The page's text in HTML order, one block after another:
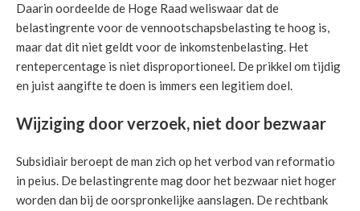
Daarin oordeelde de Hoge Raad weliswaar dat de
belastingrente voor de vennootschapsbelasting te hoog is,
maar dat dit niet geldt voor de inkomstenbelasting. Het
rentepercentage is niet disproportioneel. De prikkel om tijdig
en juist aangifte te doen is immers een legitiem doel.
Wijziging door verzoek, niet door bezwaar
Subsidiair beroept de man zich op het verbod van reformatio
in peius. De belastingrente mag door het bezwaar niet hoger
worden dan bij de oorspronkelijke aanslagen. De rechtbank